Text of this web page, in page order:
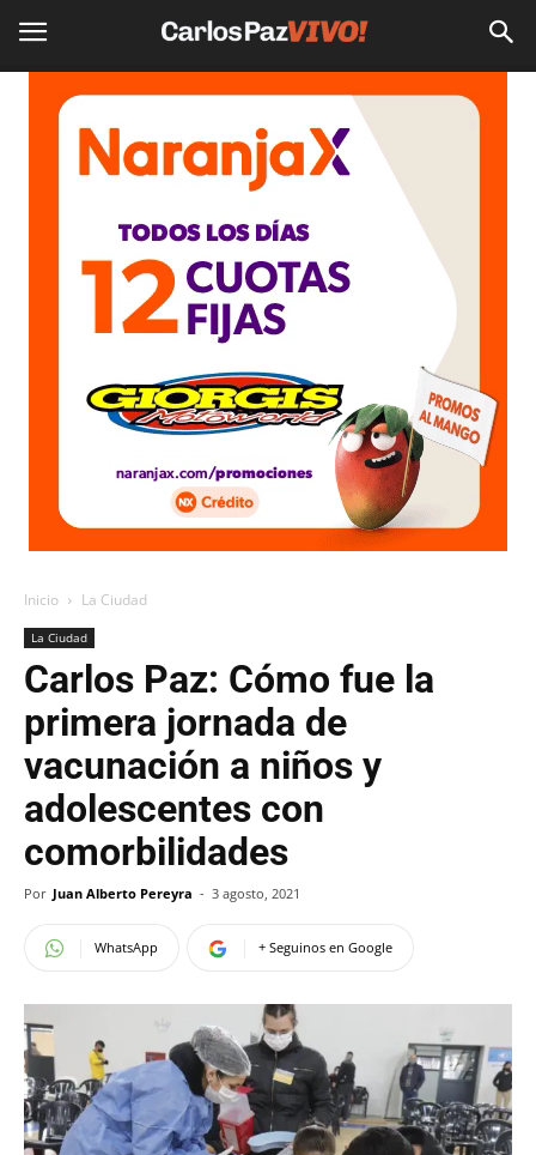
Inicio La Ciudad
La Ciudad
Carlos Paz: Cómo fue la
primera jornada de
vacunación a niños y
adolescentes con
comorbilidades
Por Juan Alberto Pereyra - 3 agosto, 2021
WhatsApp + Seguinos en Google